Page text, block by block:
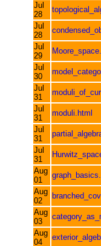
Jul
28
Jul
28
Jul
29
Jul
30
Jul
31
Jul
31
moduli.html
Jul
31
Jul
31
Aug
01
Aug
02
Aug
03
Aug
04